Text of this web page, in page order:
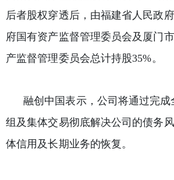
后者股权穿透后，由福建省人民政
府国有资产监督管理委员会及厦门
产监督管理委员会总计持股35%。
融创中国表示，公司将通过完成
组及集体交易彻底解决公司的债务
体信用及长期业务的恢复。